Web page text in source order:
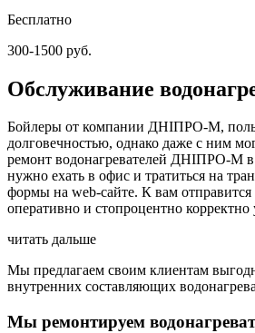
Бесплатно
300-1500 руб.
Обслуживание
Бойлеры от компании ДНІПРО-М,
долговечностью, однако даже с ним
ремонт водонагревателей ДНІПРО-М в
нужно ехать в офис и тратиться на
формы на web-сайте. К вам
оперативно и стопроцентно корректно
читать дальше
Мы предлагаем своим клиентам
внутренних составляющих
Мы ремонтируем